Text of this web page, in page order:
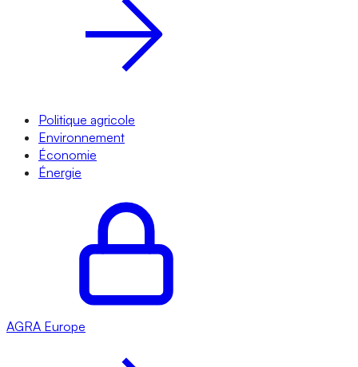
Politique agricole
Environnement
Économie
Énergie
AGRA Europe